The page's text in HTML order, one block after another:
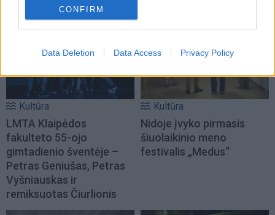
CONFIRM
Data Deletion Data Access Privacy Policy
Kultūra
LMTA Klaipėdos
fakulteto 55-ojo
gimtadienio šventėje –
Petras Geniušas, Petras
Vyšniauskas ir
remiksuotas Čiurlionis
Kultūra
Nidoje įvyko pirmasis
šiuolaikinio meno
festivalis „Medus“